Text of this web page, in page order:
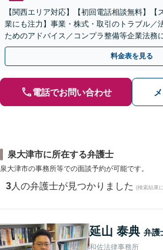
【関西エリア対応】【初回電話相談無料】【
業にも注力】事業・株式・取引のトラブル／
ためのアドバイス／コンプラ整備等企業法務
応。攻めと守りの戦略で事業成長を全力でサ
料金表を見る
電話でお問い合わせ
泉大津市に所在する弁護士
泉大津市の事務所等での面談予約が可能です。
3 人の弁護士が見つかりました (検索結果
延山 泰典 弁護
和佐法律事務所